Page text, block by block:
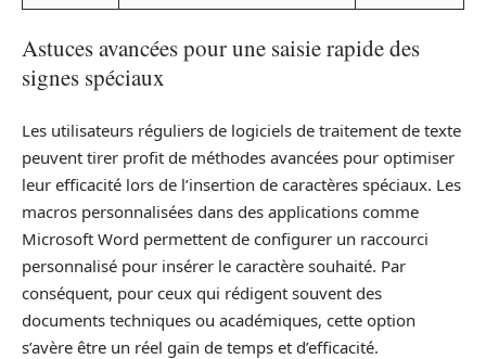
Astuces avancées pour une saisie rapide des
signes spéciaux
Les utilisateurs réguliers de logiciels de traitement de texte
peuvent tirer profit de méthodes avancées pour optimiser
leur efficacité lors de l’insertion de caractères spéciaux. Les
macros personnalisées dans des applications comme
Microsoft Word permettent de configurer un raccourci
personnalisé pour insérer le caractère souhaité. Par
conséquent, pour ceux qui rédigent souvent des
documents techniques ou académiques, cette option
s’avère être un réel gain de temps et d’efficacité.